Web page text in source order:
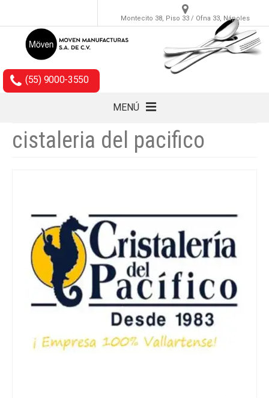
Montecito 38, Piso 33 / Ofna 33, Nápoles
(55) 9000-3550
MENÚ
Cubiertos
cistaleria del pacifico